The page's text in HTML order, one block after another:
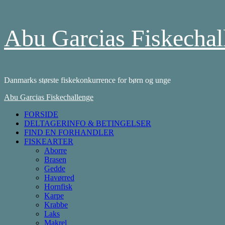
to
content
Abu Garcias
Danmarks største fiskekonkurrence for børn og unge
Primary
Abu Garcias Fiskechallenge
FORSIDE
DELTAGERINFO & BETINGELSER
FIND EN FORHANDLER
FISKEARTER
Aborre
Brasen
Gedde
Havørred
Hornfisk
Karpe
Krabbe
Laks
Makrel